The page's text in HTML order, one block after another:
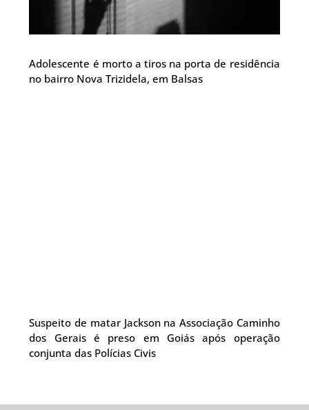
Adolescente é morto a tiros na porta de residência
no bairro Nova Trizidela, em Balsas
Suspeito de matar Jackson na Associação Caminho
dos Gerais é preso em Goiás após operação
conjunta das Polícias Civis